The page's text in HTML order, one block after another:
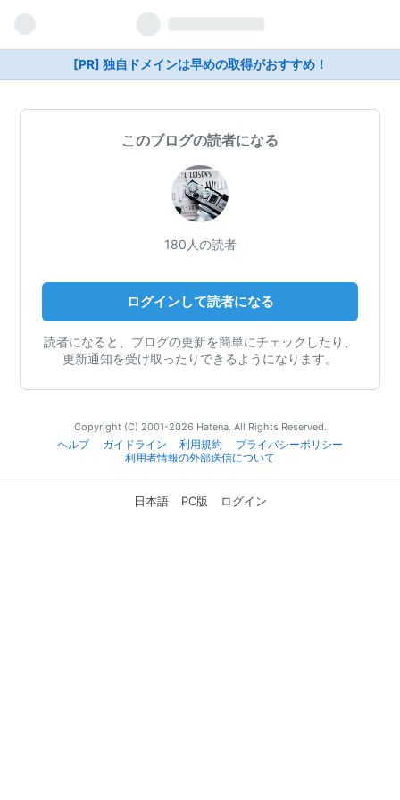
[PR] 独自ドメインは早めの取得がおすすめ！
このブログの読者になる
180人の読者
ログインして読者になる
読者になると、ブログの更新を簡単にチェックしたり、
更新通知を受け取ったりできるようになります。
Copyright (C) 2001-2026 Hatena. All Rights Reserved.
ヘルプ
ガイドライン 利用規約
プライバシーポリシー
利用者情報の外部送信について
日本語 PC版 ログイン